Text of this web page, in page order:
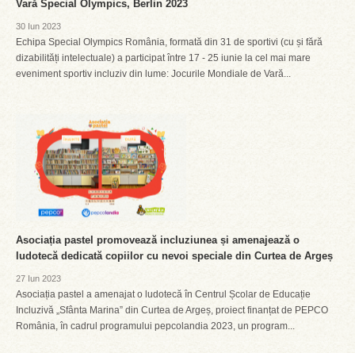
Vară Special Olympics, Berlin 2023
30 Iun 2023
Echipa Special Olympics România, formată din 31 de sportivi (cu și fără
dizabilități intelectuale) a participat între 17 - 25 iunie la cel mai mare
eveniment sportiv incluziv din lume: Jocurile Mondiale de Vară...
Asociația pastel promovează incluziunea și amenajează o
ludotecă dedicată copiilor cu nevoi speciale din Curtea de Argeș
27 Iun 2023
Asociația pastel a amenajat o ludotecă în Centrul Școlar de Educație
Incluzivă „Sfânta Marina” din Curtea de Argeș, proiect finanțat de PEPCO
România, în cadrul programului pepcolandia 2023, un program...